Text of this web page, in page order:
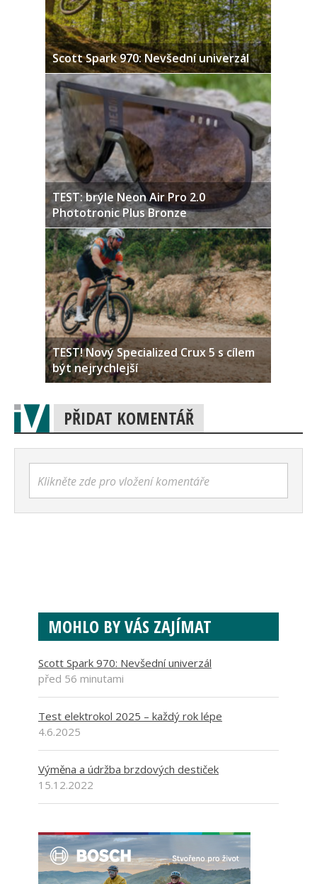
Scott Spark 970: Nevšední univerzál
TEST: brýle Neon Air Pro 2.0
Phototronic Plus Bronze
TEST! Nový Specialized Crux 5 s cílem
být nejrychlejší
PŘIDAT KOMENTÁŘ
Klikněte zde pro vložení komentáře
MOHLO BY VÁS ZAJÍMAT
Scott Spark 970: Nevšední univerzál
před 56 minutami
Test elektrokol 2025 – každý rok lépe
4.6.2025
Výměna a údržba brzdových destiček
15.12.2022